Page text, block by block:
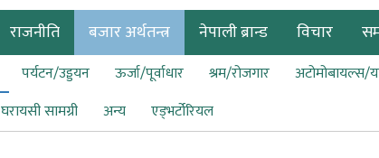
राजनीति बजार अर्थतन्त्र नेपाली ब्रान्ड विचार
पर्यटन/उड्डयन ऊर्जा/पूर्वाधार श्रम/रोजगार अटोमोबायल्स/
घरायसी सामग्री अन्य एड्भर्टोरियल